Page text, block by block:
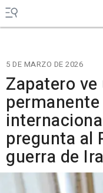
5 DE MARZO DE 2026
Zapatero
pregunta al
guerra de